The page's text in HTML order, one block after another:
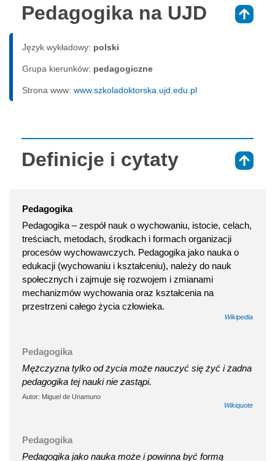
Pedagogika na UJD
Język wykładowy: polski
Grupa kierunków: pedagogiczne
Strona www: www.szkoladoktorska.ujd.edu.pl
Definicje i cytaty
Pedagogika
Pedagogika – zespół nauk o wychowaniu, istocie, celach,
treściach, metodach, środkach i formach organizacji
procesów wychowawczych. Pedagogika jako nauka o
edukacji (wychowaniu i kształceniu), należy do nauk
społecznych i zajmuje się rozwojem i zmianami
mechanizmów wychowania oraz kształcenia na
przestrzeni całego życia człowieka.
Wikipedia
Pedagogika
Mężczyzna tylko od życia może nauczyć się żyć i żadna
pedagogika tej nauki nie zastąpi.
Autor: Miguel de Unamuno
Wikiquote
Pedagogika
Pedagogika jako nauka może i powinna być formą